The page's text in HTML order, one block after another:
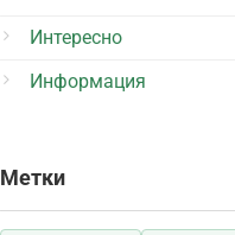
Интересно
Информация
Метки